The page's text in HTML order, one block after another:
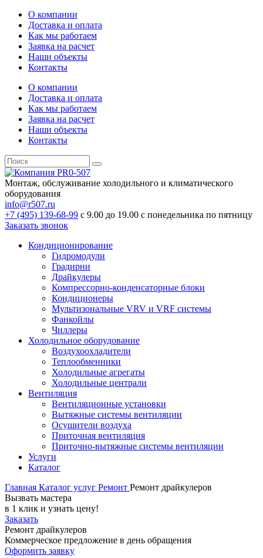
О компании
Доставка и оплата
Как мы работаем
Заявка на расчет
Наши объекты
Контакты
О компании
Доставка и оплата
Как мы работаем
Заявка на расчет
Наши объекты
Контакты
Монтаж, обслуживание холодильного и климатического
оборудования
info@r507.ru
+7 (495) 139-68-99 с 9.00 до 19.00 с понедельника по пятницу
Заказать звонок
Кондиционирование
Гидромодули
Градирни
Драйкулеры
Компрессорно-конденсаторные блоки
Кондиционеры
Мультизональные VRV и VRF системы
Фанкойлы
Чиллеры
Холодильное оборудование
Воздухоохладители
Теплообменники
Холодильные агрегаты
Холодильные централи
Вентиляция
Вентиляционные установки
Вытяжные системы вентиляции
Осушители воздуха
Приточная вентиляция
Приточно-вытяжные системы вентиляции
Услуги
Каталог
Главная Каталог услуг Ремонт Ремонт драйкулеров
Вызвать мастера
в 1 клик и узнать цену!
Заказать
Ремонт драйкулеров
Коммерческое предложение в день обращения
Оформить заявку